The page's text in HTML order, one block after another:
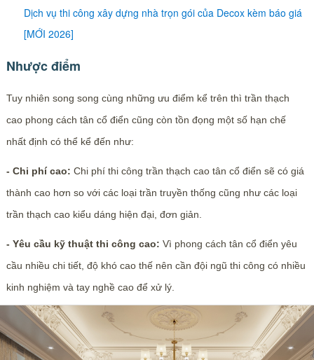
Dịch vụ thi công xây dựng nhà trọn gói của Decox kèm báo giá
[MỚI 2026]
Nhược điểm
Tuy nhiên song song cùng những ưu điểm kể trên thì trần thạch
cao phong cách tân cổ điển cũng còn tồn đọng một số hạn chế
nhất định có thể kể đến như:
- Chi phí cao: Chi phí thi công trần thạch cao tân cổ điển sẽ có giá
thành cao hơn so với các loại trần truyền thống cũng như các loại
trần thạch cao kiểu dáng hiện đại, đơn giản.
- Yêu cầu kỹ thuật thi công cao: Vì phong cách tân cổ điển yêu
cầu nhiều chi tiết, độ khó cao thế nên cần đội ngũ thi công có nhiều
kinh nghiệm và tay nghề cao để xử lý.